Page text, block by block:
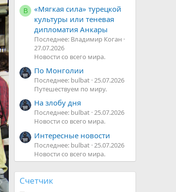
В
«Мягкая сила» турецкой
культуры или теневая
дипломатия Анкары
Последнее: Владимир Коган
27.07.2026
Новости со всего мира.
По Монголии
Последнее: bulbat 25.07.2026
Путешествуем по миру.
На злобу дня
Последнее: bulbat 25.07.2026
Новости со всего мира.
Интересные новости
Последнее: bulbat 25.07.2026
Новости со всего мира.
Счетчик